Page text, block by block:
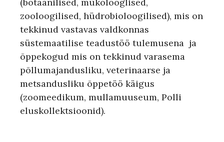
zooloogilised, hüdrobioloogilised), mis on
tekkinud vastavas valdkonnas
süstemaatilise teadustöö tulemusena ja
õppekogud mis on tekkinud varasema
põllumajandusliku, veterinaarse ja
metsandusliku õppetöö käigus
(zoomeedikum, mullamuuseum, Polli
eluskollektsioonid).